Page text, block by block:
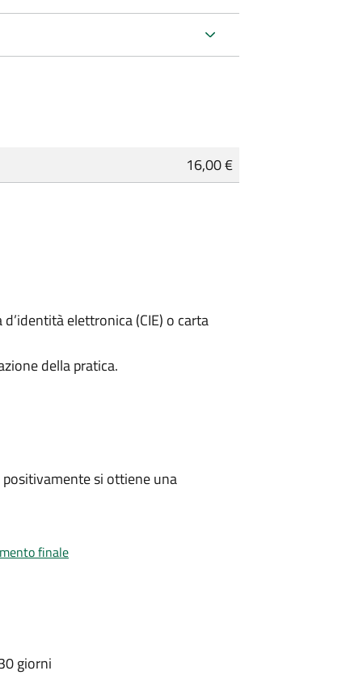
16,00 €
elettronica (CIE) o carta
della pratica.
si ottiene una
finale
giorni